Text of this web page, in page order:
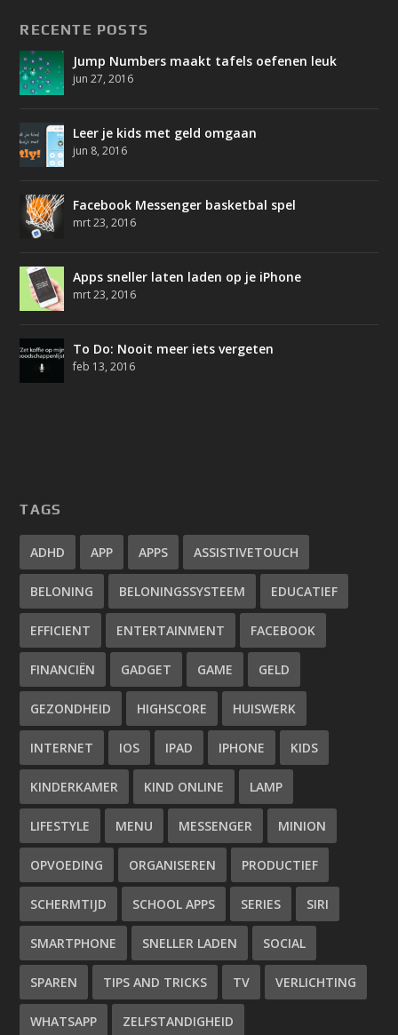
RECENTE POSTS
Jump Numbers maakt tafels oefenen leuk
jun 27, 2016
Leer je kids met geld omgaan
jun 8, 2016
Facebook Messenger basketbal spel
mrt 23, 2016
Apps sneller laten laden op je iPhone
mrt 23, 2016
To Do: Nooit meer iets vergeten
feb 13, 2016
TAGS
ADHD APP APPS ASSISTIVETOUCH
BELONING BELONINGSSYSTEEM EDUCATIEF
EFFICIENT ENTERTAINMENT FACEBOOK
FINANCIËN GADGET GAME GELD
GEZONDHEID HIGHSCORE HUISWERK
INTERNET IOS IPAD IPHONE KIDS
KINDERKAMER KIND ONLINE LAMP
LIFESTYLE MENU MESSENGER MINION
OPVOEDING ORGANISEREN PRODUCTIEF
SCHERMTIJD SCHOOL APPS SERIES SIRI
SMARTPHONE SNELLER LADEN SOCIAL
SPAREN TIPS AND TRICKS TV VERLICHTING
WHATSAPP ZELFSTANDIGHEID